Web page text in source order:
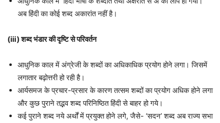
अब हिंदी का कोई शब्द अकारांत नहीं है।
(iii) शब्द भंडार की दृष्टि से परिवर्तन
आधुनिक काल में अंग्रेजी के शब्दों का अधिकाधिक प्रयोग होने लगा। जिसमें
लगातार बढ़ोत्तरी हो रही है।
आर्यसमज के प्रचार-प्रसार के कारण तत्सम शब्दों का प्रयोग अधिक होने लगा
और कुछ पुराने तद्भव शब्द परिनिष्ठित हिंदी से बाहर हो गये।
कई पुराने शब्द नये अर्थों में प्रयुक्त होने लगे, जैसे- ‘सदन’ शब्द अब राज्य सभा